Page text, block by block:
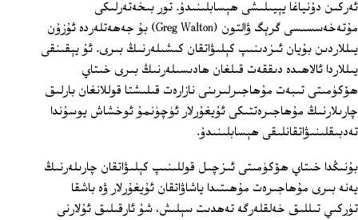
ئەركىن دۇنياغا يېيىلىشى ھېسابلىنىدۇ. تور بىخەتەرلىكى
مۇتەخەسسىسى گرېگ ۋالتون (Greg Walton) بۇ جەھەتلەردە ئۇزۇن
يىللاردىن بۇيان ئىزدىنىپ كېلىۋاتقان كىشىلەرنىڭ بىرى. ئۇ يېقىنقى
يىللاردا ئالاھىدە دىققەت قىلغان ھادىسىلەرنىڭ بىرى خىتاي
ھۆكۈمىتى تىبەت مۇھاجىرلىرىنى نازارەت قىلىشتا قوللانغان بارلىق
چارىلارنىڭ مۇھاجىرەتتىكى ئۇيغۇرلار ئۈچۈنمۇ ئوخشاش يوسۇندا
تەدبىقلىنىۋاتقانلىقى ھېسابلىنىدۇ.
بۇنىڭدا خىتاي ھۆكۈمىتى ئىزچىل قوللىنىپ كېلىۋاتقان چارىلەرنىڭ
يەنە بىرى مۇھاجىرەت مۇھىتىدا ياشاۋاتقان ئۇيغۇرلار ۋە باشقا
تۈركىي تىللىق خەلقلەرگە تەھدىت سېلىش، شۇ ئارقىلىق ئۇلارنى